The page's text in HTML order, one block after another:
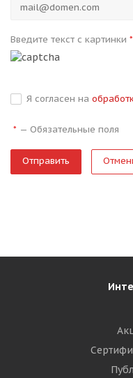
Введите текст с картинки *
Я согласен на
* — Обязательные поля